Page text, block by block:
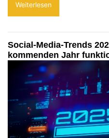
Weiterlesen
Social-Media-Trends
kommenden Jahr